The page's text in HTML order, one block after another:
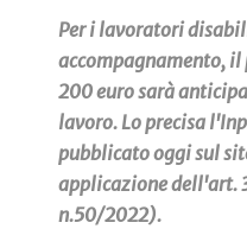
Per i lavoratori
accompagnamento, il
200 euro sarà
lavoro. Lo precisa
pubblicato oggi sul
applicazione dell'art.
n.50/2022).